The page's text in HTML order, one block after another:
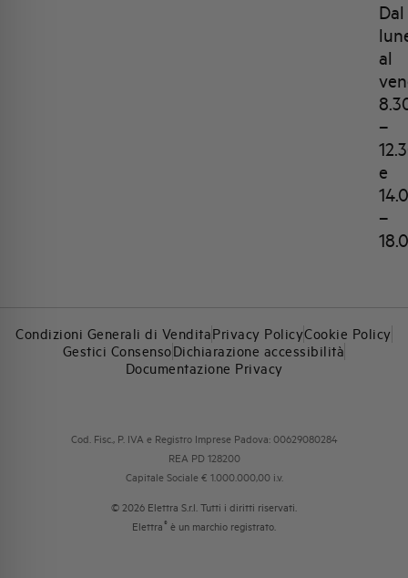
Dal
al
–
e
–
Condizioni Generali di VenditaPrivacy PolicyCookie Policy
Gestici ConsensoDichiarazione accessibilità
Documentazione Privacy
Cod. Fisc., P. IVA e Registro Imprese Padova: 00629080284
REA PD 128200
Capitale Sociale € 1.000.000,00 i.v.
© 2026 Elettra S.r.l. Tutti i diritti riservati.
Elettra ® è un marchio registrato.